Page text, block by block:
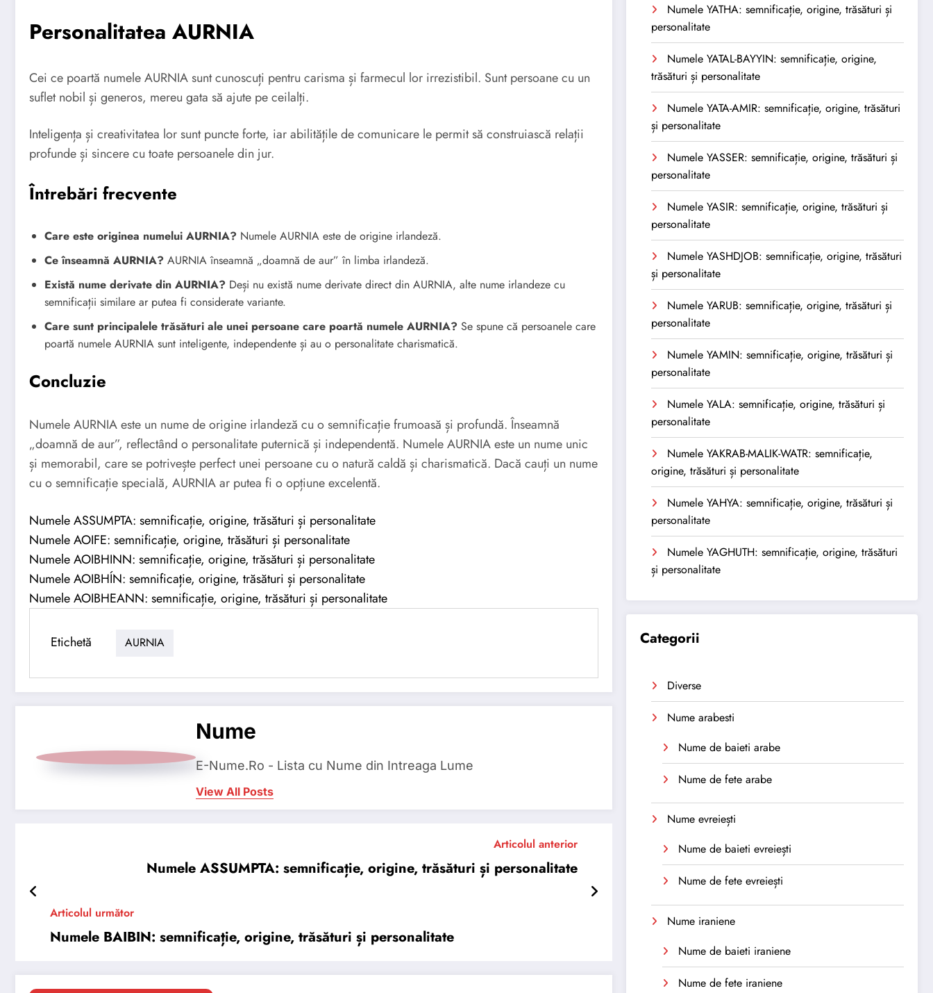
Personalitatea AURNIA
Cei ce poartă numele AURNIA sunt cunoscuți pentru carisma și farmecul lor irrezistibil. Sunt persoane cu un
suflet nobil și generos, mereu gata să ajute pe ceilalți.
Inteligența și creativitatea lor sunt puncte forte, iar abilitățile de comunicare le permit să construiască relații
profunde și sincere cu toate persoanele din jur.
Întrebări frecvente
Care este originea numelui AURNIA? Numele AURNIA este de origine irlandeză.
Ce înseamnă AURNIA? AURNIA înseamnă „doamnă de aur” în limba irlandeză.
Există nume derivate din AURNIA? Deși nu există nume derivate direct din AURNIA, alte nume irlandeze cu
semnificații similare ar putea fi considerate variante.
Care sunt principalele trăsături ale unei persoane care poartă numele AURNIA? Se spune că persoanele care
poartă numele AURNIA sunt inteligente, independente și au o personalitate charismatică.
Concluzie
Numele AURNIA este un nume de origine irlandeză cu o semnificație frumoasă și profundă. Înseamnă
„doamnă de aur”, reflectând o personalitate puternică și independentă. Numele AURNIA este un nume unic
și memorabil, care se potrivește perfect unei persoane cu o natură caldă și charismatică. Dacă cauți un nume
cu o semnificație specială, AURNIA ar putea fi o opțiune excelentă.
Numele ASSUMPTA: semnificație, origine, trăsături și personalitate
Numele AOIFE: semnificație, origine, trăsături și personalitate
Numele AOIBHINN: semnificație, origine, trăsături și personalitate
Numele AOIBHÍN: semnificație, origine, trăsături și personalitate
Numele AOIBHEANN: semnificație, origine, trăsături și personalitate
Etichetă AURNIA
Nume
E-Nume.Ro - Lista cu Nume din Intreaga Lume
View All Posts
Articolul anterior
Numele ASSUMPTA: semnificație, origine, trăsături și personalitate
Articolul următor
Numele BAIBIN: semnificație, origine, trăsături și personalitate
Numele YATHA: semnificație, origine, trăsături și
personalitate
Numele YATAL-BAYYIN: semnificație, origine,
trăsături și personalitate
Numele YATA-AMIR: semnificație, origine, trăsături
și personalitate
Numele YASSER: semnificație, origine, trăsături și
personalitate
Numele YASIR: semnificație, origine, trăsături și
personalitate
Numele YASHDJOB: semnificație, origine, trăsături
și personalitate
Numele YARUB: semnificație, origine, trăsături și
personalitate
Numele YAMIN: semnificație, origine, trăsături și
personalitate
Numele YALA: semnificație, origine, trăsături și
personalitate
Numele YAKRAB-MALIK-WATR: semnificație,
origine, trăsături și personalitate
Numele YAHYA: semnificație, origine, trăsături și
personalitate
Numele YAGHUTH: semnificație, origine, trăsături
și personalitate
Categorii
Diverse
Nume arabesti
Nume de baieti arabe
Nume de fete arabe
Nume evreiești
Nume de baieti evreiești
Nume de fete evreiești
Nume iraniene
Nume de baieti iraniene
Nume de fete iraniene